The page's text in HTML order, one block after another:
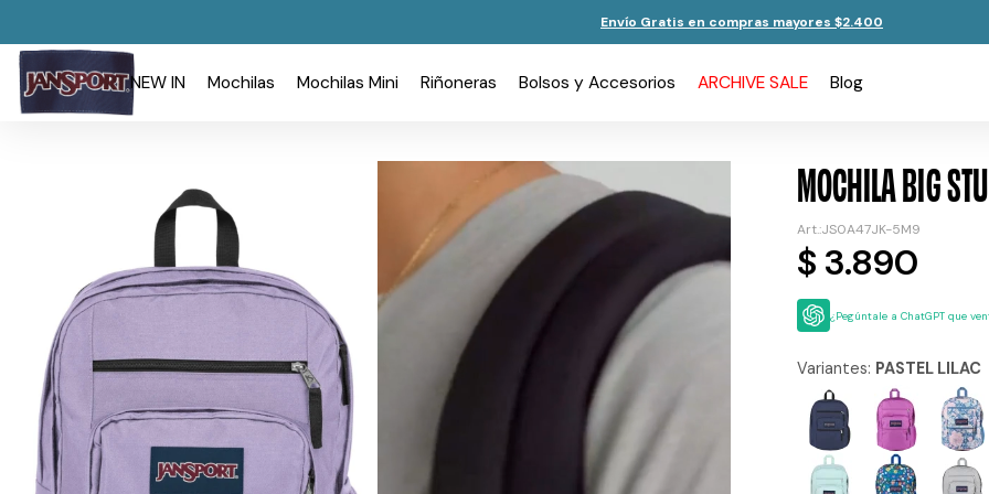
Envío Gratis en compras mayores $2.400
NEW IN Mochilas Mochilas Mini Riñoneras Bolsos y Accesorios ARCHIVE SALE Blog
MOCHILA BIG
JS0A47JK-5M9
$ 3.890
¿Pegúntale a ChatGPT que
Variantes: PASTEL LILAC